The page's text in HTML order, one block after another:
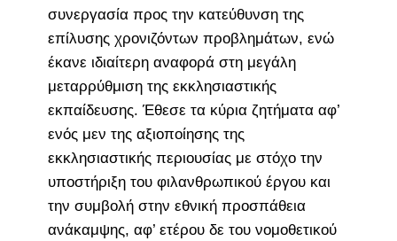
συνεργασία προς την κατεύθυνση της
επίλυσης χρονιζόντων προβλημάτων, ενώ
έκανε ιδιαίτερη αναφορά στη μεγάλη
μεταρρύθμιση της εκκλησιαστικής
εκπαίδευσης. Έθεσε τα κύρια ζητήματα αφ’
ενός μεν της αξιοποίησης της
εκκλησιαστικής περιουσίας με στόχο την
υποστήριξη του φιλανθρωπικού έργου και
την συμβολή στην εθνική προσπάθεια
ανάκαμψης, αφ’ ετέρου δε του νομοθετικού